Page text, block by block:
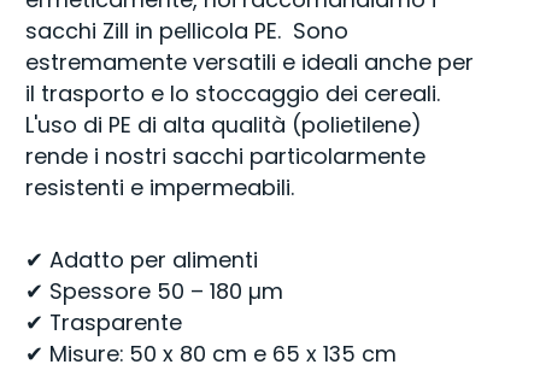
sacchi Zill in pellicola PE. Sono
estremamente versatili e ideali anche per
il trasporto e lo stoccaggio dei cereali.
L'uso di PE di alta qualità (polietilene)
rende i nostri sacchi particolarmente
resistenti e impermeabili.
✔ Adatto per alimenti
✔ Spessore 50 – 180 µm
✔ Trasparente
✔ Misure: 50 x 80 cm e 65 x 135 cm